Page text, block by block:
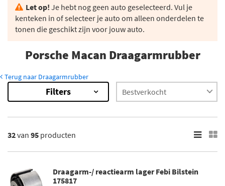
Let op! Je hebt nog geen auto geselecteerd. Vul je
kenteken in of selecteer je auto om alleen onderdelen te
tonen die geschikt zijn voor jouw auto.
Porsche Macan Draagarmrubber
Terug naar Draagarmrubber
Resultaten
×
Febi Bilstein (8)
ABS (6)
Filters
32van 95 producten
Draagarm-/ reactiearm lager Febi Bilstein
175817